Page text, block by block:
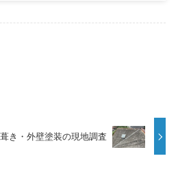
き・外壁塗装の現地調査